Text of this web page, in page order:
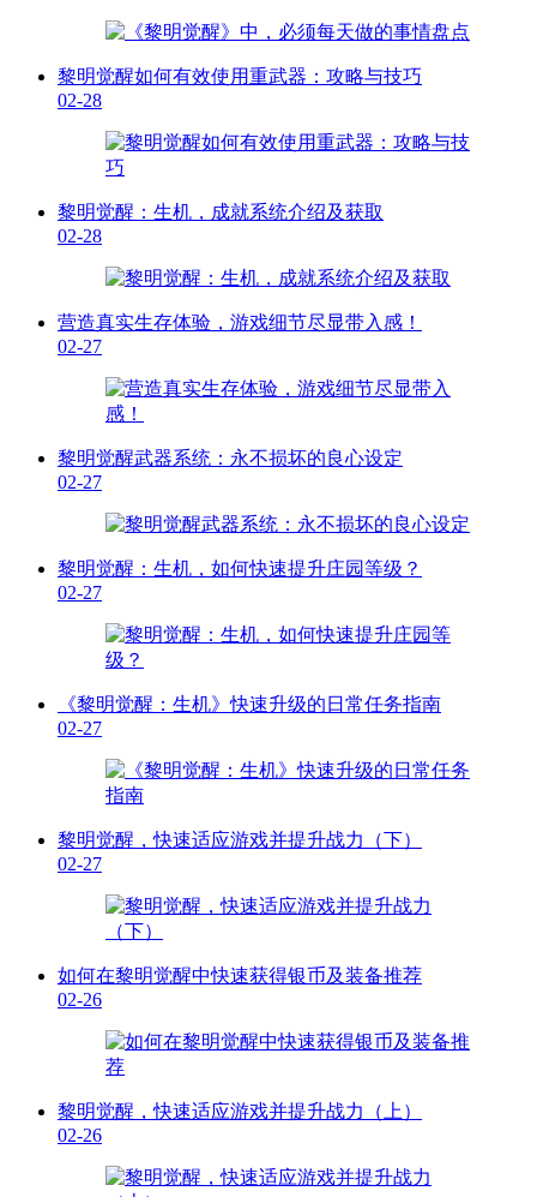
黎明觉醒如何有效使用重武器：攻略与技巧
02-28
黎明觉醒：生机，成就系统介绍及获取
02-28
营造真实生存体验，游戏细节尽显带入感！
02-27
黎明觉醒武器系统：永不损坏的良心设定
02-27
黎明觉醒：生机，如何快速提升庄园等级？
02-27
《黎明觉醒：生机》快速升级的日常任务指南
02-27
黎明觉醒，快速适应游戏并提升战力（下）
02-27
如何在黎明觉醒中快速获得银币及装备推荐
02-26
黎明觉醒，快速适应游戏并提升战力（上）
02-26